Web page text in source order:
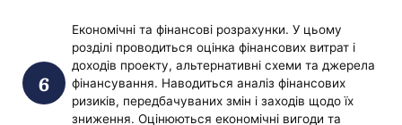
Економічні та фінансові розрахунки. У цьому
розділі проводиться оцінка фінансових витрат і
доходів проекту, альтернативні схеми та джерела
фінансування. Наводиться аналіз фінансових
ризиків, передбачуваних змін і заходів щодо їх
зниження. Оцінюються економічні вигоди та